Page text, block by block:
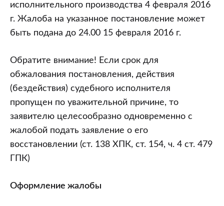
исполнительного производства 4 февраля 2016
г. Жалоба на указанное постановление может
быть подана до 24.00 15 февраля 2016 г.
Обратите внимание! Если срок для
обжалования постановления, действия
(бездействия) судебного исполнителя
пропущен по уважительной причине, то
заявителю целесообразно одновременно с
жалобой подать заявление о его
восстановлении (ст. 138 ХПК, ст. 154, ч. 4 ст. 479
ГПК)
Оформление жалобы